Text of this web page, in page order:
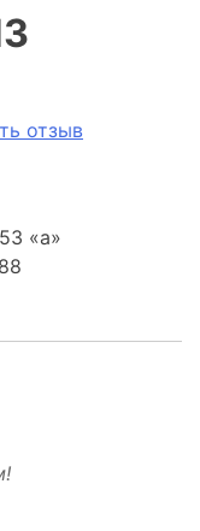
отзыв
«а»